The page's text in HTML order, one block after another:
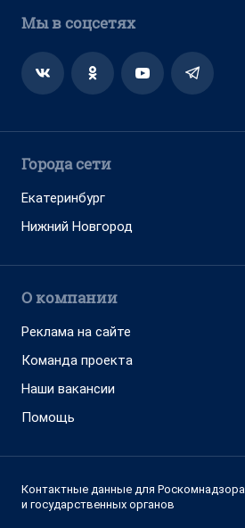
Мы в соцсетях
Города сети
Екатеринбург
Нижний Новгород
О компании
Реклама на сайте
Команда проекта
Наши вакансии
Помощь
Контактные данные для Роскомнадзора
и государственных органов